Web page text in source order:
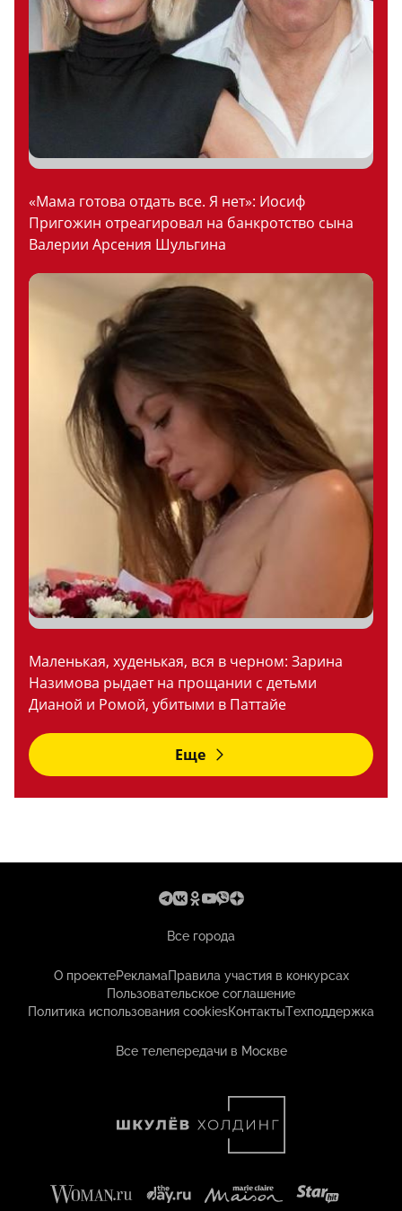
«Мама готова отдать все. Я нет»: Иосиф
Пригожин отреагировал на банкротство сына
Валерии Арсения Шульгина
Маленькая, худенькая, вся в черном: Зарина
Назимова рыдает на прощании с детьми
Дианой и Ромой, убитыми в Паттайе
Еще
Все города
О проектеРекламаПравила участия в конкурсах
Пользовательское соглашение
Политика использования cookiesКонтактыТехподдержка
Все телепередачи в Москве